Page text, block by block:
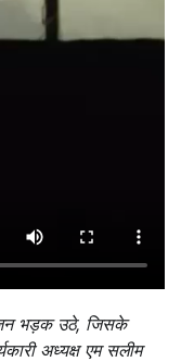
जन भड़क उठे, जिसके
अध्यक्ष एम सलीम